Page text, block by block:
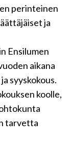
perinteinen
ja
Ensilumen
aikana
syyskokous.
koolle,
tarvetta